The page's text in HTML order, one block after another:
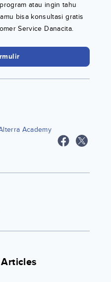
atau ingin tahu
bisa konsultasi gratis
Service Danacita.
Academy